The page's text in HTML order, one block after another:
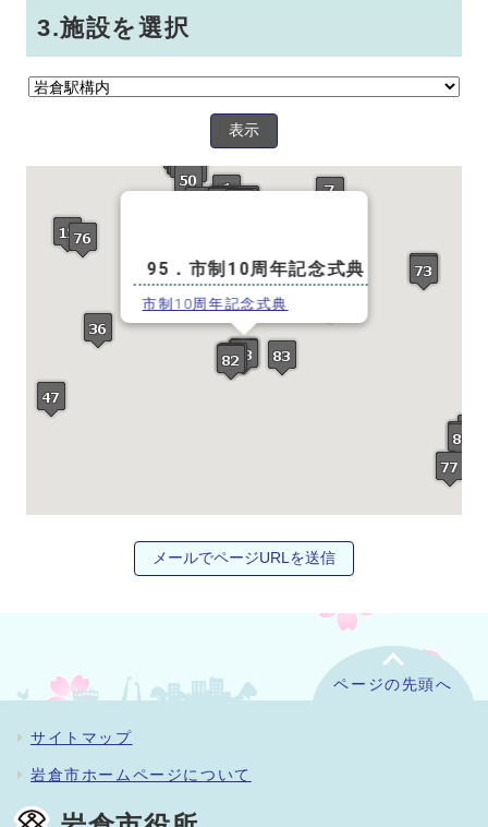
3.施設を選択
表示
95．市制10周年記念式典
市制10周年記念式典
メールでページURLを送信
ページの先頭へ
サイトマップ
岩倉市ホームページについて